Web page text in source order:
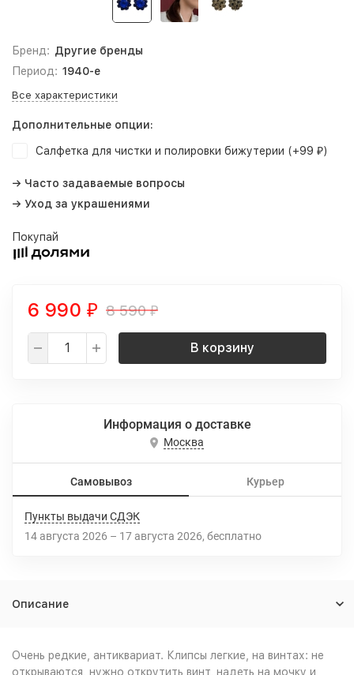
Бренд: Другие бренды
Период: 1940-е
Все характеристики
Дополнительные опции:
Салфетка для чистки и полировки бижутерии (+99 ₽)
→ Часто задаваемые вопросы
→ Уход за украшениями
Покупай
6 990 ₽ 8 590₽
В корзину
Информация о доставке
Москва
Самовывоз Курьер
Пункты выдачи СДЭК
14 августа 2026 – 17 августа 2026 Бесплатно
Описание
Очень редкие, антиквариат. Клипсы легкие, на винтах: не
открываются, нужно открутить винт, надеть на мочку и